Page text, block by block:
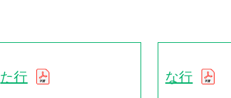
た行 な行